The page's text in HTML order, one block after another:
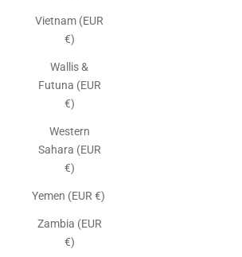
Vietnam (EUR
€)
Wallis &
Futuna (EUR
€)
Western
Sahara (EUR
€)
Yemen (EUR €)
Zambia (EUR
€)